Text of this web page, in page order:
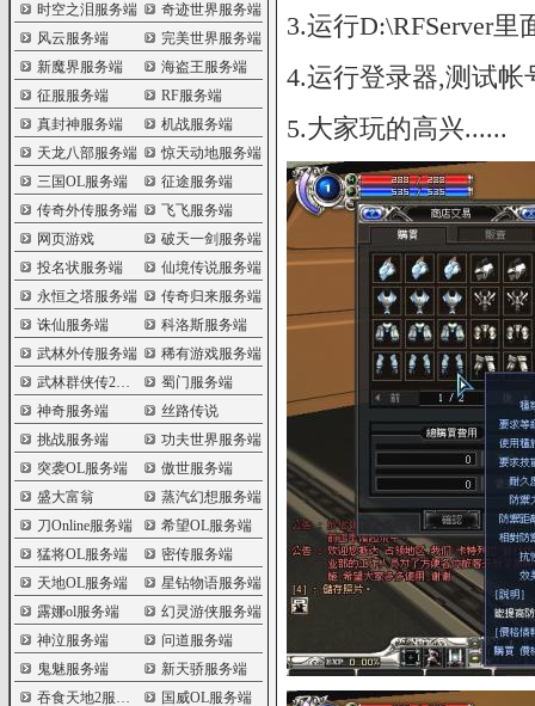
时空之泪服务端
奇迹世界服务端
风云服务端
完美世界服务端
新魔界服务端
海盗王服务端
征服服务端
RF服务端
真封神服务端
机战服务端
天龙八部服务端
惊天动地服务端
三国OL服务端
征途服务端
传奇外传服务端
飞飞服务端
网页游戏
破天一剑服务端
投名状服务端
仙境传说服务端
永恒之塔服务端
传奇归来服务端
诛仙服务端
科洛斯服务端
武林外传服务端
稀有游戏服务端
武林群侠传2服务端
蜀门服务端
神奇服务端
丝路传说
挑战服务端
功夫世界服务端
突袭OL服务端
傲世服务端
盛大富翁
蒸汽幻想服务端
刀Online服务端
希望OL服务端
猛将OL服务端
密传服务端
天地OL服务端
星钻物语服务端
露娜ol服务端
幻灵游侠服务端
神泣服务端
问道服务端
鬼魅服务端
新天骄服务端
吞食天地2服务端
国威OL服务端
3.运行D:\RFServer里
4.运行登录器,测试帐
5.大家玩的高兴......